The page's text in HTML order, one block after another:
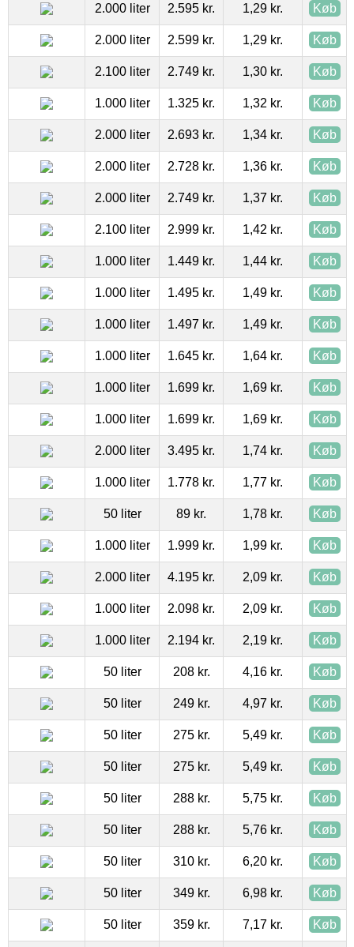
2.000 liter 2.595 kr. 1,29 kr. Køb
2.000 liter 2.599 kr. 1,29 kr. Køb
2.100 liter 2.749 kr. 1,30 kr. Køb
1.000 liter 1.325 kr. 1,32 kr. Køb
2.000 liter 2.693 kr. 1,34 kr. Køb
2.000 liter 2.728 kr. 1,36 kr. Køb
2.000 liter 2.749 kr. 1,37 kr. Køb
2.100 liter 2.999 kr. 1,42 kr. Køb
1.000 liter 1.449 kr. 1,44 kr. Køb
1.000 liter 1.495 kr. 1,49 kr. Køb
1.000 liter 1.497 kr. 1,49 kr. Køb
1.000 liter 1.645 kr. 1,64 kr. Køb
1.000 liter 1.699 kr. 1,69 kr. Køb
1.000 liter 1.699 kr. 1,69 kr. Køb
2.000 liter 3.495 kr. 1,74 kr. Køb
1.000 liter 1.778 kr. 1,77 kr. Køb
50 liter 89 kr. 1,78 kr. Køb
1.000 liter 1.999 kr. 1,99 kr. Køb
2.000 liter 4.195 kr. 2,09 kr. Køb
1.000 liter 2.098 kr. 2,09 kr. Køb
1.000 liter 2.194 kr. 2,19 kr. Køb
50 liter 208 kr. 4,16 kr. Køb
50 liter 249 kr. 4,97 kr. Køb
50 liter 275 kr. 5,49 kr. Køb
50 liter 275 kr. 5,49 kr. Køb
50 liter 288 kr. 5,75 kr. Køb
50 liter 288 kr. 5,76 kr. Køb
50 liter 310 kr. 6,20 kr. Køb
50 liter 349 kr. 6,98 kr. Køb
50 liter 359 kr. 7,17 kr. Køb